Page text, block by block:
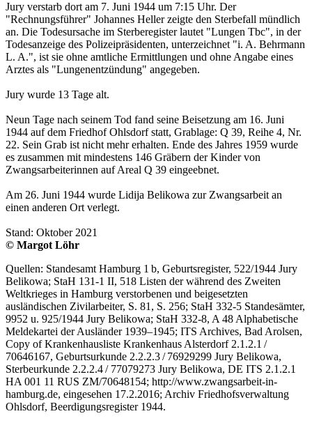
Jury verstarb dort am 7. Juni 1944 um 7:15 Uhr. Der
"Rechnungsführer" Johannes Heller zeigte den Sterbefall mündlich
an. Die Todesursache im Sterberegister lautet "Lungen Tbc", in der
Todesanzeige des Polizeipräsidenten, unterzeichnet "i. A. Behrmann
L. A.", ist sie ohne amtliche Ermittlungen und ohne Angabe eines
Arztes als "Lungenentzündung" angegeben.
Jury wurde 13 Tage alt.
Neun Tage nach seinem Tod fand seine Beisetzung am 16. Juni
1944 auf dem Friedhof Ohlsdorf statt, Grablage: Q 39, Reihe 4, Nr.
22. Sein Grab ist nicht mehr erhalten. Ende des Jahres 1959 wurde
es zusammen mit mindestens 146 Gräbern der Kinder von
Zwangsarbeiterinnen auf Areal Q 39 eingeebnet.
Am 26. Juni 1944 wurde Lidija Belikowa zur Zwangsarbeit an
einen anderen Ort verlegt.
Stand: Oktober 2021
© Margot Löhr
Quellen: Standesamt Hamburg 1 b, Geburtsregister, 522/1944 Jury
Belikowa; StaH 131-1 II, 518 Listen der während des Zweiten
Weltkrieges in Hamburg verstorbenen und beigesetzten
ausländischen Zivilarbeiter, S. 81, S. 256; StaH 332-5 Standesämter,
9952 u. 925/1944 Jury Belikowa; StaH 332-8, A 48 Alphabetische
Meldekartei der Ausländer 1939–1945; ITS Archives, Bad Arolsen,
Copy of Krankenhausliste Krankenhaus Alsterdorf 2.1.2.1 /
70646167, Geburtsurkunde 2.2.2.3 / 76929299 Jury Belikowa,
Sterbeurkunde 2.2.2.4 / 77079273 Jury Belikowa, DE ITS 2.1.2.1
HA 001 11 RUS ZM/70648154; http://www.zwangsarbeit-in-
hamburg.de, eingesehen 17.2.2016; Archiv Friedhofsverwaltung
Ohlsdorf, Beerdigungsregister 1944.